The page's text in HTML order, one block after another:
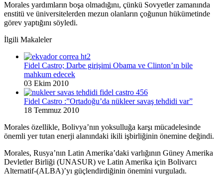
Morales yardımların boşa olmadığını, çünkü Sovyetler zamanında
enstitü ve üniversitelerden mezun olanların çoğunun hükümetinde
görev yaptığını söyledi.
İlgili Makaleler
Fidel Castro; Darbe girişimi Obama ve Clinton’ın bile
mahkum edecek
03 Ekim 2010
Fidel Castro :”Ortadoğu’da nükleer savaş tehdidi var”
18 Temmuz 2010
Morales özellikle, Bolivya’nın yoksulluğa karşı mücadelesinde
önemli yer tutan enerji alanındaki ikili işbirliğinin önemine değindi.
Morales, Rusya’nın Latin Amerika’daki varlığının Güney Amerika
Devletler Birliği (UNASUR) ve Latin Amerika için Bolivarcı
Alternatif-(ALBA)’yı güçlendirdiğinin önemini vurguladı.